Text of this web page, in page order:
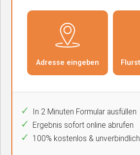
In 2 Minuten Formular ausfüllen
Ergebnis sofort online abrufen
100% kostenlos & unverbindlich